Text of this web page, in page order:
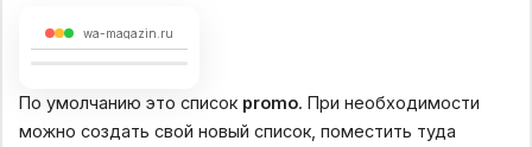
Бренды
Логотипы брендов
wa-magazin.ru
По умолчанию это список promo. При необходимости
можно создать свой новый список, поместить туда